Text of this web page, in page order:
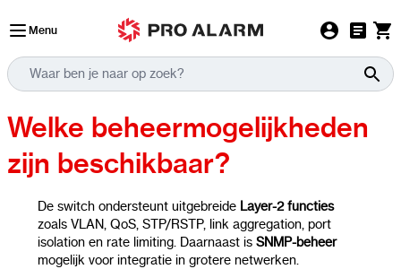
Menu
Welke beheermogelijkheden
zijn beschikbaar?
De switch ondersteunt uitgebreide Layer-2 functies
zoals VLAN, QoS, STP/RSTP, link aggregation, port
isolation en rate limiting. Daarnaast is SNMP-beheer
mogelijk voor integratie in grotere netwerken.